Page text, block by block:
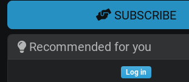
SUBSCRIBE
Recommended for you
Log in